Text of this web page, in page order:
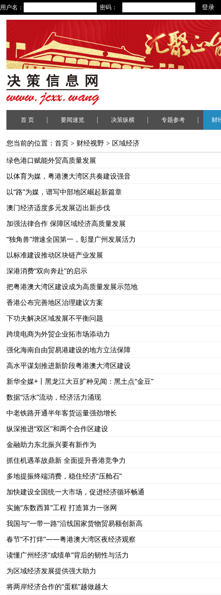
用户名： 密码：
首 页 要闻速览 决策纵横 专题参考 财
您当前的位置： 首页 > 财经视野 > 区域经济
绿色港口赋能外贸高质量发展
以体育为媒，粤港澳大湾区共奏建设强音
以“路”为媒，谱写中部地区崛起新篇章
澳门经济适度多元发展迈出新步伐
加强法律合作 保障区域经济高质量发展
“独角兽”增速全国第一，彰显广州发展活力
以标准建设推动区块链产业发展
深港消费“双向奔赴”的启示
把粤港澳大湾区建设成为高质量发展示范地
香港公布完善地区治理建议方案
下功夫解决区域发展不平衡问题
跨境电商为外贸企业拓市场添动力
强化海南自由贸易港建设的地方立法保障
高水平谋划推进新阶段粤港澳大湾区建设
新华全媒+丨黑龙江大豆扩种见闻：黑土点“金豆”
数据“活水”流动，经济活力涌现
中老铁路开通半年客货运量强劲增长
纵深推进“双区”和两个合作区建设
金融助力东北振兴要有新作为
抓住机遇革故鼎新 全面提升香港竞争力
多地提振终端消费，稳住经济“压舱石”
加快建设全国统一大市场，促进经济循环畅通
实施“东数西算”工程 打造算力一张网
我国与“一带一路”沿线国家货物贸易额创新高
春节“不打烊”——粤港澳大湾区夜经济观察
读懂广州经济“成绩单”背后的韧性与活力
为区域经济发展提供强大助力
将两岸经济合作的“蛋糕”越做越大